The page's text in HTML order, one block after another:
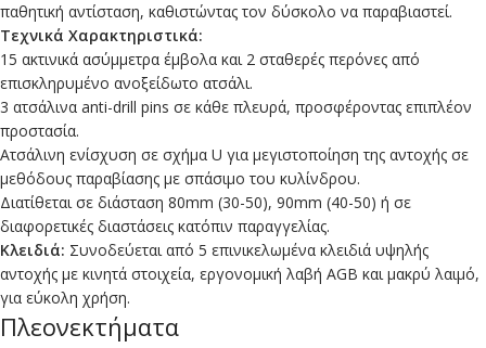
παθητική αντίσταση, καθιστώντας τον δύσκολο να παραβιαστεί.
Τεχνικά Χαρακτηριστικά:
15 ακτινικά ασύμμετρα έμβολα και 2 σταθερές περόνες από
επισκληρυμένο ανοξείδωτο ατσάλι.
3 ατσάλινα anti-drill pins σε κάθε πλευρά, προσφέροντας επιπλέον
προστασία.
Ατσάλινη ενίσχυση σε σχήμα U για μεγιστοποίηση της αντοχής σε
μεθόδους παραβίασης με σπάσιμο του κυλίνδρου.
Διατίθεται σε διάσταση 80mm (30-50), 90mm (40-50) ή σε
διαφορετικές διαστάσεις κατόπιν παραγγελίας.
Κλειδιά: Συνοδεύεται από 5 επινικελωμένα κλειδιά υψηλής
αντοχής με κινητά στοιχεία, εργονομική λαβή AGB και μακρύ λαιμό,
για εύκολη χρήση.
Πλεονεκτήματα